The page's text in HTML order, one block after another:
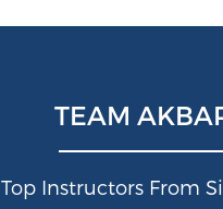
TEAM
Top Instructors From